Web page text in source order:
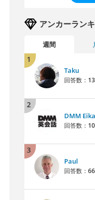
アンカーラン
週間
1
Taku
回答数：
2
DMM
回答数：
3
Paul
回答数： 66